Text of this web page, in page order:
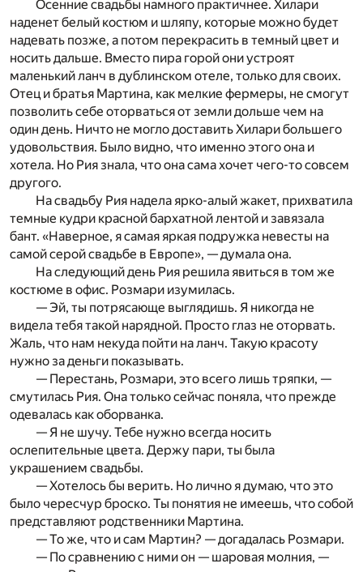
Осенние свадьбы намного практичнее. Хилари
наденет белый костюм и шляпу, которые можно будет
надевать позже, а потом перекрасить в темный цвет и
носить дальше. Вместо пира горой они устроят
маленький ланч в дублинском отеле, только для своих.
Отец и братья Мартина, как мелкие фермеры, не смогут
позволить себе оторваться от земли дольше чем на
один день. Ничто не могло доставить Хилари большего
удовольствия. Было видно, что именно этого она и
хотела. Но Рия знала, что она сама хочет чего-то совсем
другого.
На свадьбу Рия надела ярко-алый жакет, прихватила
темные кудри красной бархатной лентой и завязала
бант. «Наверное, я самая яркая подружка невесты на
самой серой свадьбе в Европе», — думала она.
На следующий день Рия решила явиться в том же
костюме в офис. Розмари изумилась.
— Эй, ты потрясающе выглядишь. Я никогда не
видела тебя такой нарядной. Просто глаз не оторвать.
Жаль, что нам некуда пойти на ланч. Такую красоту
нужно за деньги показывать.
— Перестань, Розмари, это всего лишь тряпки, —
смутилась Рия. Она только сейчас поняла, что прежде
одевалась как оборванка.
— Я не шучу. Тебе нужно всегда носить
ослепительные цвета. Держу пари, ты была
украшением свадьбы.
— Хотелось бы верить. Но лично я думаю, что это
было чересчур броско. Ты понятия не имеешь, что собой
представляют родственники Мартина.
— То же, что и сам Мартин? — догадалась Розмари.
— По сравнению с ними он — шаровая молния, —